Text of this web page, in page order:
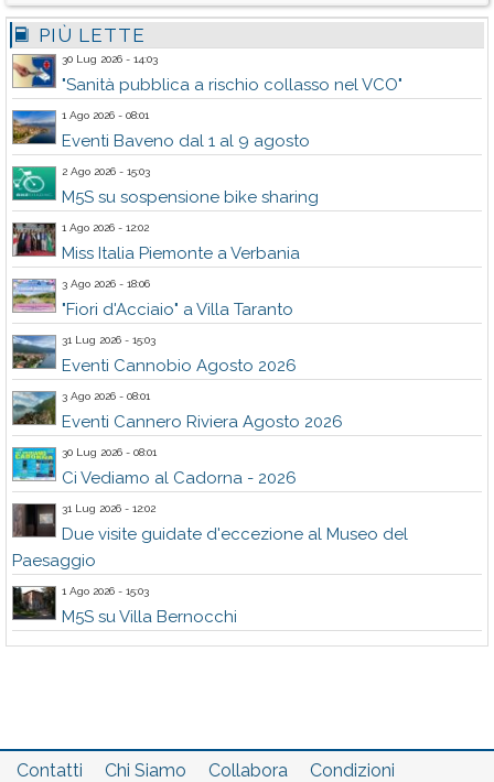
PIÙ LETTE
30 Lug 2026 - 14:03
"Sanità pubblica a rischio collasso nel VCO"
1 Ago 2026 - 08:01
Eventi Baveno dal 1 al 9 agosto
2 Ago 2026 - 15:03
M5S su sospensione bike sharing
1 Ago 2026 - 12:02
Miss Italia Piemonte a Verbania
3 Ago 2026 - 18:06
"Fiori d'Acciaio" a Villa Taranto
31 Lug 2026 - 15:03
Eventi Cannobio Agosto 2026
3 Ago 2026 - 08:01
Eventi Cannero Riviera Agosto 2026
30 Lug 2026 - 08:01
Ci Vediamo al Cadorna - 2026
31 Lug 2026 - 12:02
Due visite guidate d'eccezione al Museo del
Paesaggio
1 Ago 2026 - 15:03
M5S su Villa Bernocchi
Contatti Chi Siamo Collabora Condizioni